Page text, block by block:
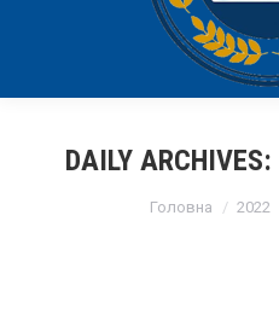
DAILY ARCHIVES:
Головна 2022